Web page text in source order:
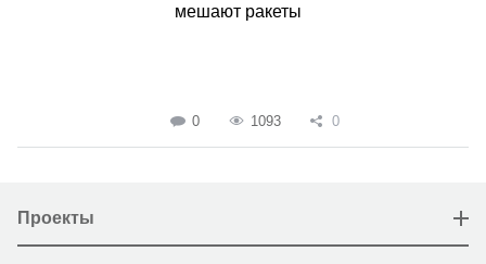
мешают ракеты
0 1093 0
Проекты